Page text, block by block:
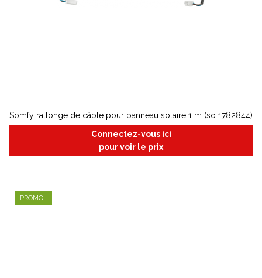
Somfy rallonge de câble pour panneau solaire 1 m (so 1782844)
Connectez-vous ici
pour voir le prix
PROMO !